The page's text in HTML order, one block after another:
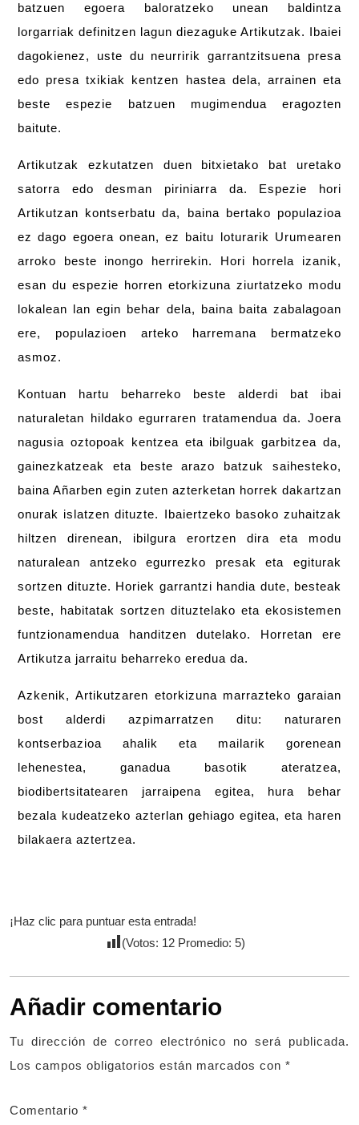
batzuen egoera baloratzeko unean baldintza
lorgarriak definitzen lagun diezaguke Artikutzak. Ibaiei
dagokienez, uste du neurririk garrantzitsuena presa
edo presa txikiak kentzen hastea dela, arrainen eta
beste espezie batzuen mugimendua eragozten
baitute.
Artikutzak ezkutatzen duen bitxietako bat uretako
satorra edo desman piriniarra da. Espezie hori
Artikutzan kontserbatu da, baina bertako populazioa
ez dago egoera onean, ez baitu loturarik Urumearen
arroko beste inongo herrirekin. Hori horrela izanik,
esan du espezie horren etorkizuna ziurtatzeko modu
lokalean lan egin behar dela, baina baita zabalagoan
ere, populazioen arteko harremana bermatzeko
asmoz.
Kontuan hartu beharreko beste alderdi bat ibai
naturaletan hildako egurraren tratamendua da. Joera
nagusia oztopoak kentzea eta ibilguak garbitzea da,
gainezkatzeak eta beste arazo batzuk saihesteko,
baina Añarben egin zuten azterketan horrek dakartzan
onurak islatzen dituzte. Ibaiertzeko basoko zuhaitzak
hiltzen direnean, ibilgura erortzen dira eta modu
naturalean antzeko egurrezko presak eta egiturak
sortzen dituzte. Horiek garrantzi handia dute, besteak
beste, habitatak sortzen dituztelako eta ekosistemen
funtzionamendua handitzen dutelako. Horretan ere
Artikutza jarraitu beharreko eredua da.
Azkenik, Artikutzaren etorkizuna marrazteko garaian
bost alderdi azpimarratzen ditu: naturaren
kontserbazioa ahalik eta mailarik gorenean
lehenestea, ganadua basotik ateratzea,
biodibertsitatearen jarraipena egitea, hura behar
bezala kudeatzeko azterlan gehiago egitea, eta haren
bilakaera aztertzea.
¡Haz clic para puntuar esta entrada!
(Votos: 12 Promedio: 5)
Añadir comentario
Tu dirección de correo electrónico no será publicada.
Los campos obligatorios están marcados con *
Comentario *